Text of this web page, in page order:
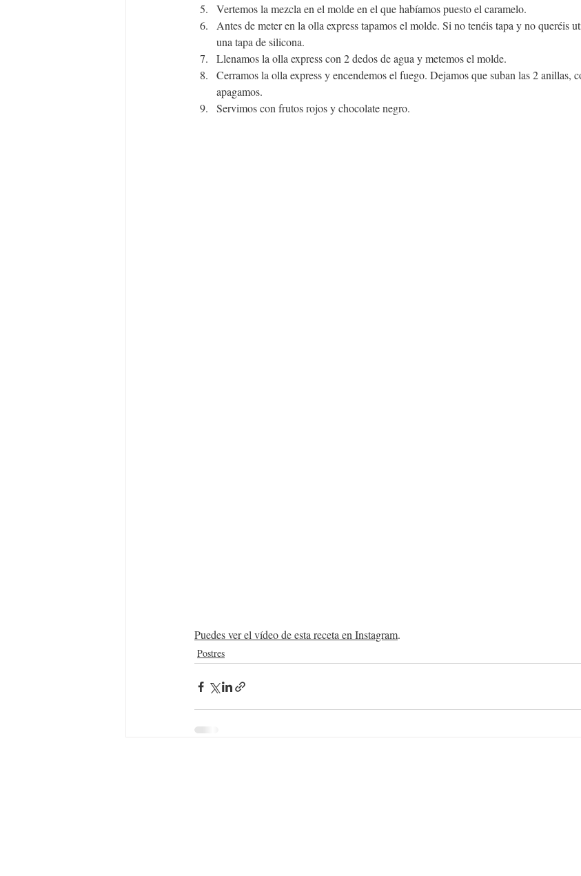
Vertemos la mezcla en el molde en el que habíamos puesto el caramelo.
Antes de meter en la olla express tapamos el molde. Si no tenéis tapa y no queréis
una tapa de silicona.
Llenamos la olla express con 2 dedos de agua y metemos el molde.
Cerramos la olla express y encendemos el fuego. Dejamos que suban las 2 anillas,
apagamos.
Servimos con frutos rojos y chocolate negro.
Puedes ver el vídeo de esta receta en Instagram.
Postres